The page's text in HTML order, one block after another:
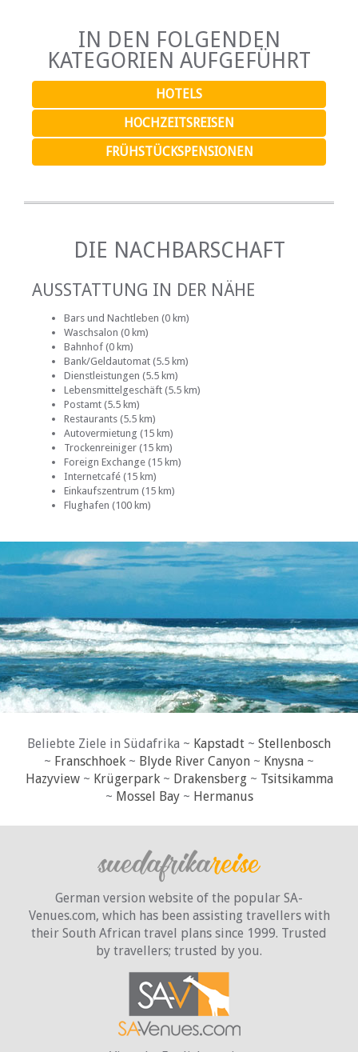
IN DEN FOLGENDEN
KATEGORIEN AUFGEFÜHRT
HOTELS
HOCHZEITSREISEN
FRÜHSTÜCKSPENSIONEN
DIE NACHBARSCHAFT
AUSSTATTUNG IN DER NÄHE
Bars und Nachtleben (0 km)
Waschsalon (0 km)
Bahnhof (0 km)
Bank/Geldautomat (5.5 km)
Dienstleistungen (5.5 km)
Lebensmittelgeschäft (5.5 km)
Postamt (5.5 km)
Restaurants (5.5 km)
Autovermietung (15 km)
Trockenreiniger (15 km)
Foreign Exchange (15 km)
Internetcafé (15 km)
Einkaufszentrum (15 km)
Flughafen (100 km)
Beliebte Ziele in Südafrika ~ Kapstadt ~ Stellenbosch
~ Franschhoek ~ Blyde River Canyon ~ Knysna ~
Hazyview~ Krügerpark~ Drakensberg~ Tsitsikamma
~ Mossel Bay~ Hermanus
German version website of the popular SA-
Venues.com, which has been assisting travellers with
their South African travel plans since 1999. Trusted
by travellers; trusted by you.